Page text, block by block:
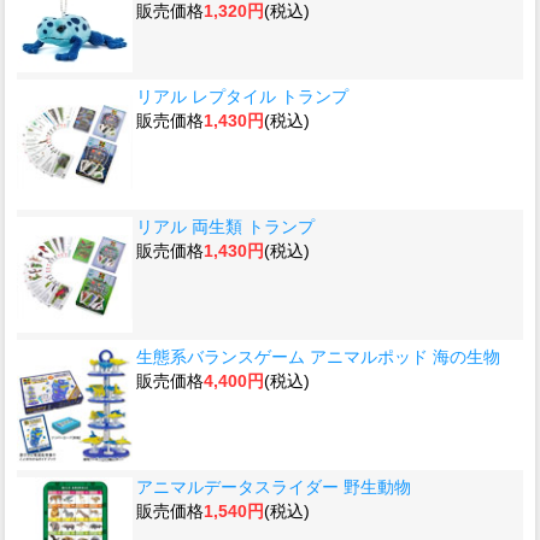
販売価格1,320円(税込)
リアル レプタイル トランプ
販売価格1,430円(税込)
リアル 両生類 トランプ
販売価格1,430円(税込)
生態系バランスゲーム アニマルポッド 海の生物
販売価格4,400円(税込)
アニマルデータスライダー 野生動物
販売価格1,540円(税込)